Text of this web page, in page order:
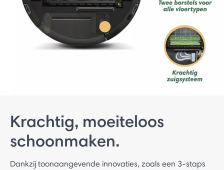
Krachtig, moeiteloos
schoonmaken.
Dankzij toonaangevende innovaties, zoals een 3-staps